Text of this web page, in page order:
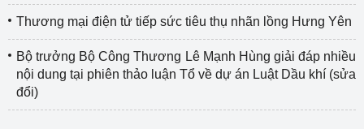
Thương mại điện tử tiếp sức tiêu thụ nhãn lồng Hưng Yên
Bộ trưởng Bộ Công Thương Lê Mạnh Hùng giải đáp nhiều
nội dung tại phiên thảo luận Tổ về dự án Luật Dầu khí (sửa
đổi)